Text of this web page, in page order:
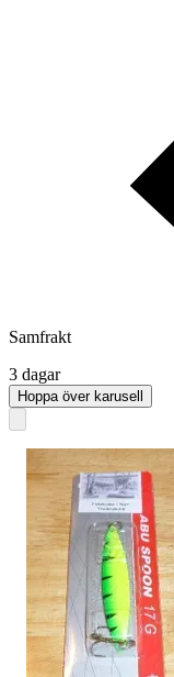
Samfrakt
3 dagar
Hoppa över karusell